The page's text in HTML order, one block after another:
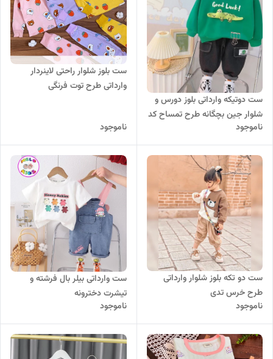
ست دوتیکه وارداتی بلوز دورس و
شلوار جین بچگانه طرح تمساح کد
107
ناموجود
ست بلوز شلوار راحتی لاینردار
وارداتی طرح توت فرنگی
ناموجود
ست دو تکه بلوز شلوار وارداتی
طرح خرس تدی
ناموجود
ست وارداتی بیلر بال فرشته و
تیشرت دخترونه
ناموجود